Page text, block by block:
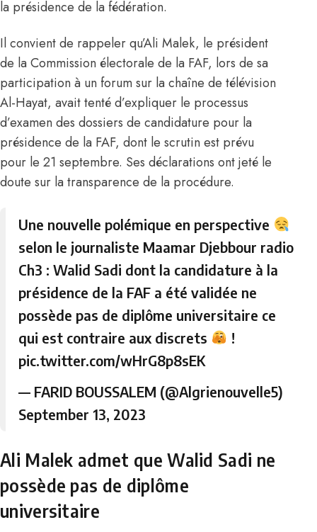
la présidence de la fédération.
Il convient de rappeler qu’Ali Malek, le président
de la Commission électorale de la FAF, lors de sa
participation à un forum sur la chaîne de télévision
Al-Hayat, avait tenté d’expliquer le processus
d’examen des dossiers de candidature pour la
présidence de la FAF, dont le scrutin est prévu
pour le 21 septembre. Ses déclarations ont jeté le
doute sur la transparence de la procédure.
Une nouvelle polémique en perspective
selon le journaliste Maamar Djebbour radio
Ch3 : Walid Sadi dont la candidature à la
présidence de la FAF a été validée ne
possède pas de diplôme universitaire ce
qui est contraire aux discrets
!
pic.twitter.com/wHrG8p8sEK
— FARID BOUSSALEM (@Algrienouvelle5)
September 13, 2023
Ali Malek admet que Walid Sadi ne
possède pas de diplôme
universitaire